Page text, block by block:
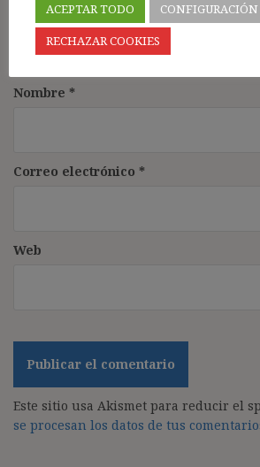
Nombre *
Correo electrónico *
Web
Este sitio usa Akismet para reducir el
se procesan los datos de tus
ACEPTAR TODO
CONFIGURACIÓN
RECHAZAR COOKIES